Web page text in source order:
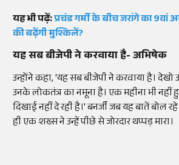
यह भी पढ़ें:प्रचंड गर्मी के बीच जरांगे का
की बढ़ेंगी मुश्किलें?
यह सब बीजेपी ने करवाया है- अभिषेक
उन्होंने कहा, 'यह सब बीजेपी ने करवाया है। देखो
उनके लोकतंत्र का नमूना है। एक महीना भी
दिखाई नहीं दे रही है।' बनर्जी जब यह बातें बोल
ही एक शख्स ने उन्हें पीछे से जोरदार थप्पड़ मारा।